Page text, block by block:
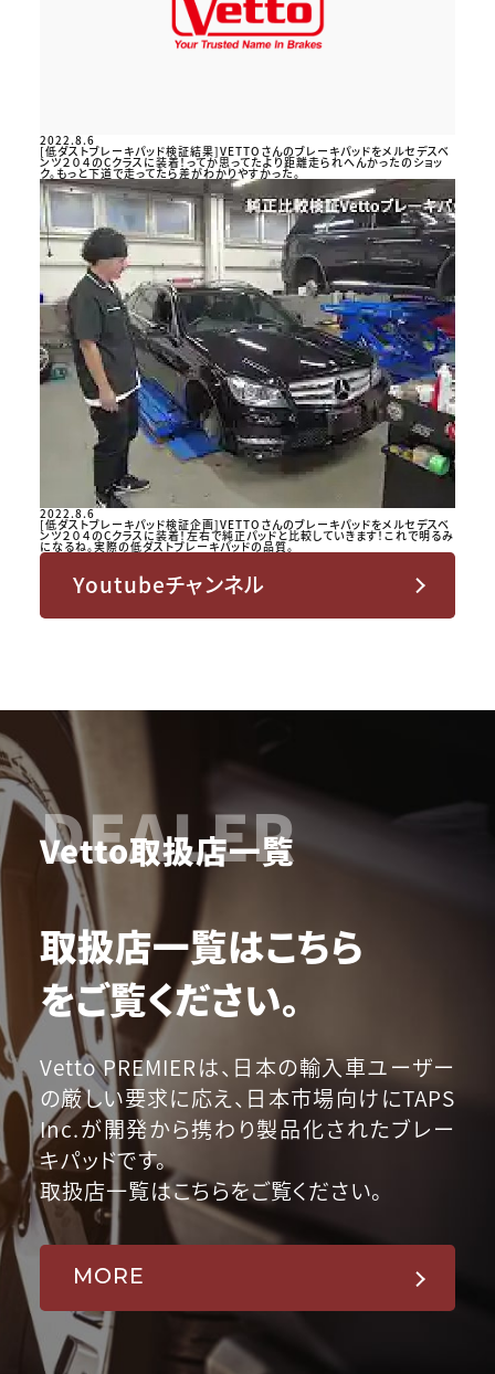
2022.8.6
[低ダストブレーキパッド検証結果]VETTOさんのブレーキパッドをメルセデスベ
ンツ２０４のCクラスに装着！ってか思ってたより距離走られへんかったのショッ
ク。もっと下道で走ってたら差がわかりやすかった。
2022.8.6
[低ダストブレーキパッド検証企画]VETTOさんのブレーキパッドをメルセデスベ
ンツ２０４のCクラスに装着！左右で純正パッドと比較していきます！これで明るみ
になるね。実際の低ダストブレーキパッドの品質。
Youtubeチャンネル
DEALER
Vetto取扱店一覧
取扱店一覧はこちら
をご覧ください。
Vetto PREMIERは、日本の輸入車ユーザー
の厳しい要求に応え、日本市場向けにTAPS
Inc.が開発から携わり製品化されたブレー
キパッドです。
取扱店一覧はこちらをご覧ください。
MORE